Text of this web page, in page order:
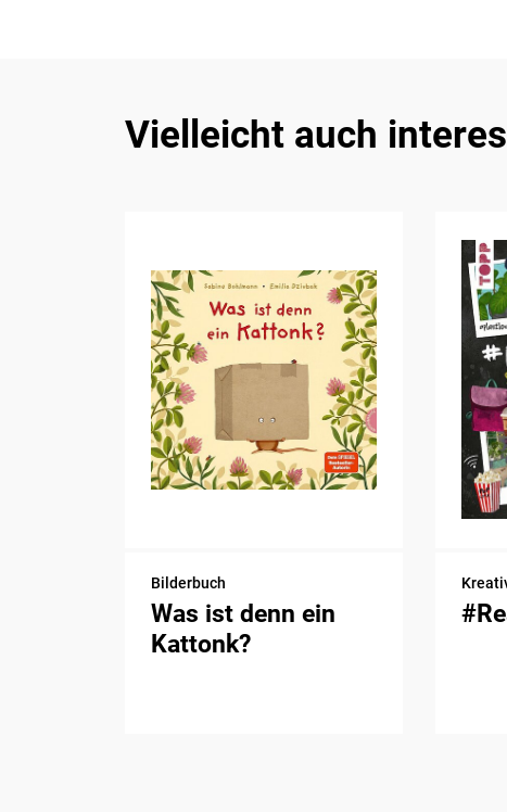
Vielleicht auch
Bilderbuch
Was ist denn ein
Kattonk?